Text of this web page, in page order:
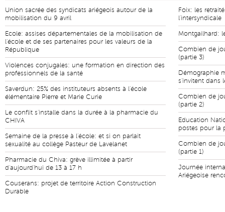
Union sacrée des syndicats ariégeois autour de la
mobilisation du 9 avril
Ecole: assises départementales de la mobilisation de
l'école et de ses partenaires pour les valeurs de la
République
Violences conjugales: une formation en direction des
professionnels de la santé
Saverdun: 25% des instituteurs absents à l'école
élémentaire Pierre et Marie Curie
Le conflit s'installe dans la durée à la pharmacie du
CHIVA
Semaine de la presse à l'école: et si on parlait
sexualité au collège Pasteur de Lavelanet
Pharmacie du Chiva: grève illimitée à partir
d'aujourd'hui de 13 à 17 h
Couserans: projet de territoire Action Construction
Durable
Foix: les
l'intersyndicale
Montgailhard:
Combien de
(partie 3)
Démographie
s'invitent dans
Combien de
(partie 2)
Education
postes pour la
Combien de
(partie 1)
Journée
Ariégeoise